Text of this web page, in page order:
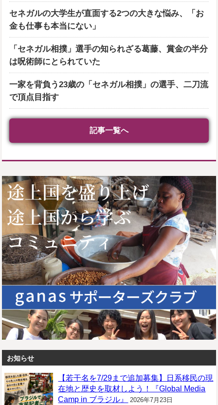
セネガルの大学生が直面する2つの大きな悩み、「お
金も仕事も本当にない」
「セネガル相撲」選手の知られざる葛藤、賞金の半分
は呪術師にとられていた
一家を背負う23歳の「セネガル相撲」の選手、二刀流
で頂点目指す
記事一覧へ
お知らせ
【若干名を7/29まで追加募集】日系移民の現
在地と歴史を取材しよう！『Global Media
Camp in ブラジル』
2026年7月23日